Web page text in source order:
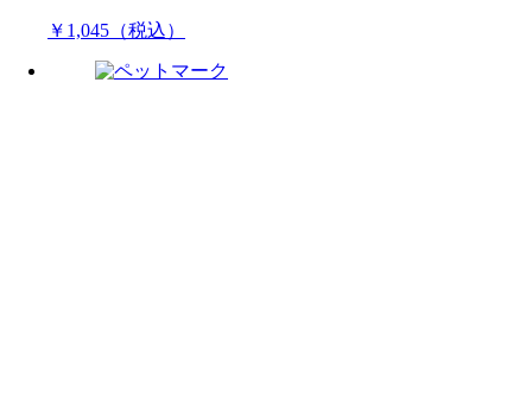
￥1,045（税込）